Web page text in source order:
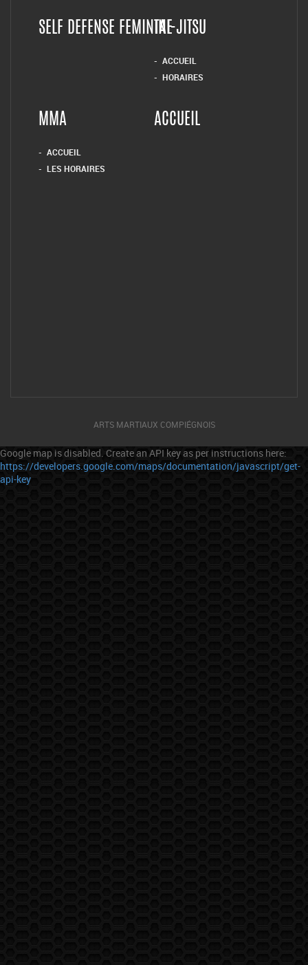
SELF DEFENSE FEMININETAI-JITSU
ACCUEIL
HORAIRES
MMA
ACCUEIL
LES HORAIRES
ACCUEIL
ARTS MARTIAUX COMPIÉGNOIS
Google map is disabled. Create an API key as per instructions here:
https://developers.google.com/maps/documentation/javascript/get-
api-key